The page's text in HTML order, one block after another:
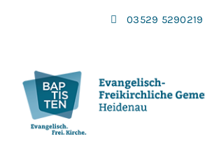
03529 5290219